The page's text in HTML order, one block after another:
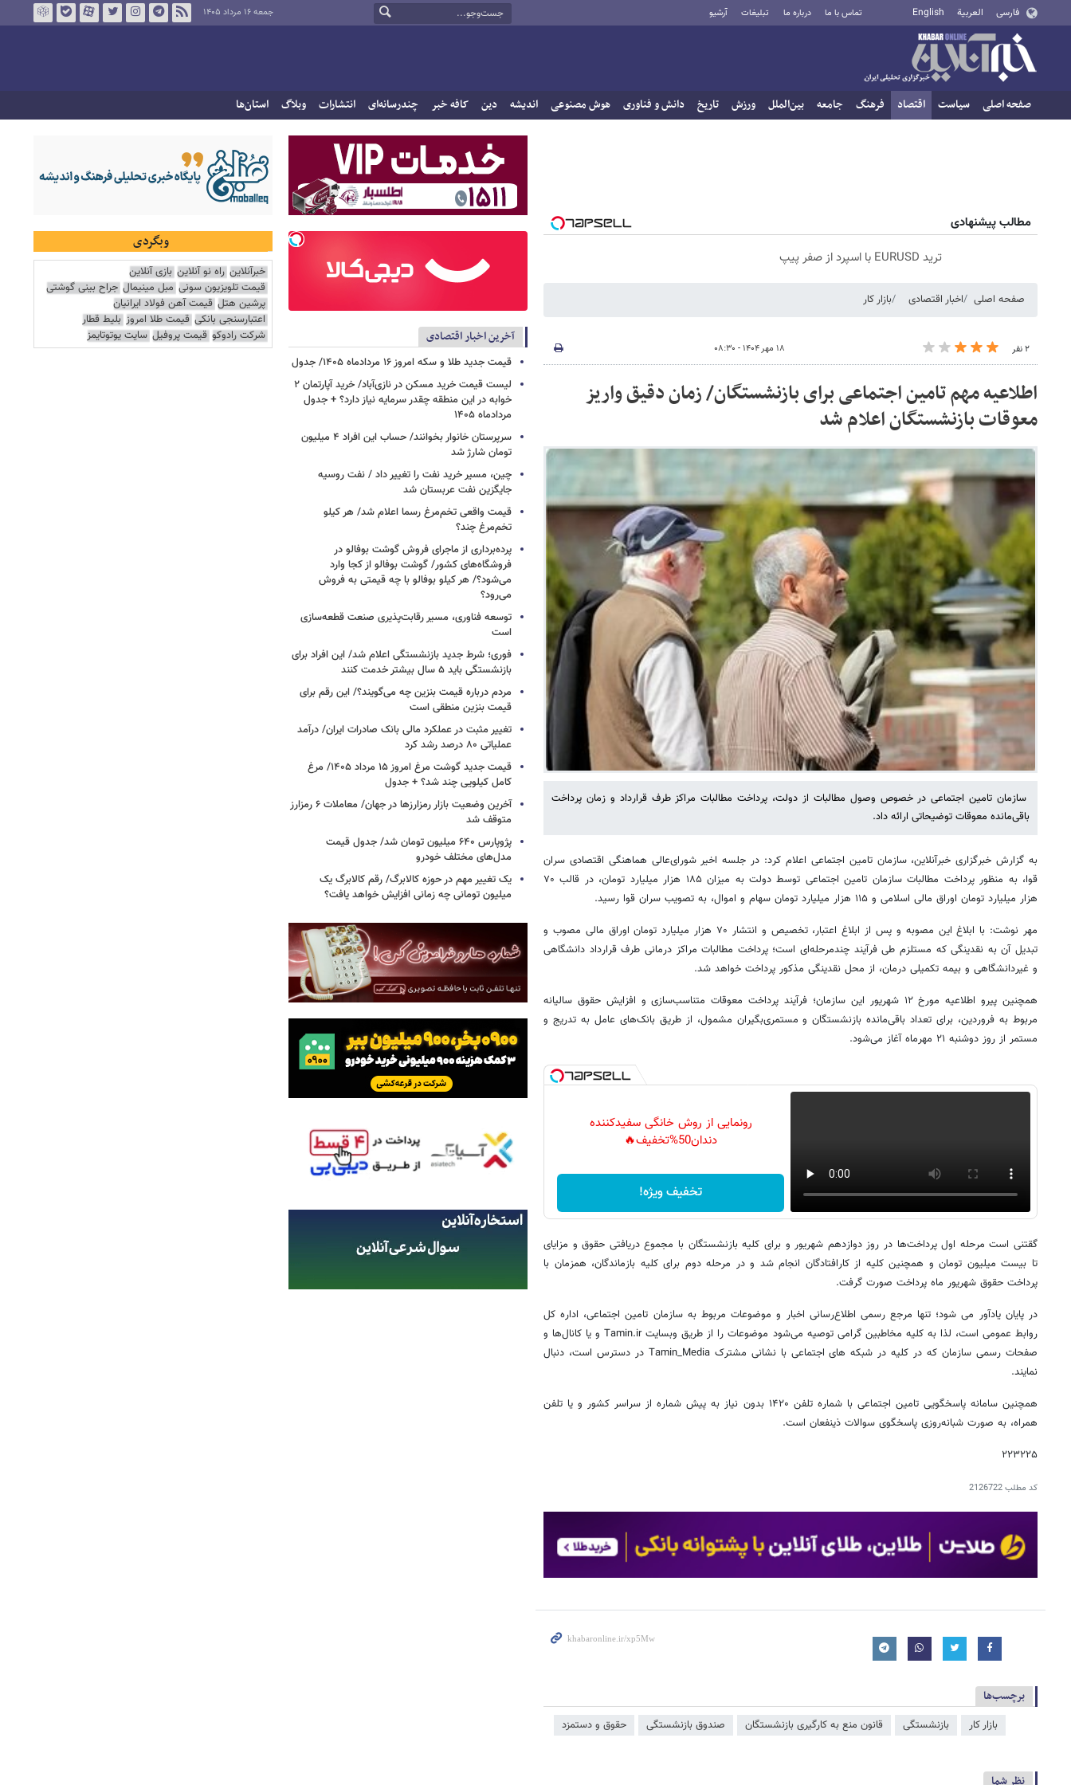
فارسی العربية English تماس با ما درباره ما تبلیغات آرشیو جمعه ۱۶ مرداد ۱۴۰۵
صفحه اصلی سیاست اقتصاد فرهنگ جامعه بین‌الملل ورزش تاریخ دانش و فناوری هوش مصنوعی اندیشه دین کافه خبر چندرسانه‌ای انتشارات وبلاگ استان‌ها
مطالب پیشنهادی
ترید EURUSD با اسپرد از صفر پیپ
صفحه اصلی اخبار اقتصادی بازار کار
۲ نفر ۱۸ مهر ۱۴۰۴ - ۰۸:۳۰
اطلاعیه مهم تامین اجتماعی برای بازنشستگان/ زمان دقیق واریز
معوقات بازنشستگان اعلام شد
سازمان تامین اجتماعی در خصوص وصول مطالبات از دولت، پرداخت مطالبات مراکز طرف قرارداد و زمان‌ پرداخت
باقی‌مانده معوقات توضیحاتی ارائه داد.
به گزارش خبرگزاری خبرآنلاین، سازمان تامین اجتماعی اعلام کرد: در جلسه اخیر شورای‌عالی هماهنگی اقتصادی سران
قوا، به منظور پرداخت مطالبات سازمان تامین اجتماعی توسط دولت به میزان ۱۸۵ هزار میلیارد تومان، در قالب ۷۰
هزار میلیارد تومان اوراق مالی اسلامی و ۱۱۵ هزار میلیارد تومان سهام و اموال، به تصویب سران قوا رسید.
مهر نوشت: با ابلاغ این مصوبه و پس از ابلاغ اعتبار، تخصیص و انتشار ۷۰ هزار میلیارد تومان اوراق مالی مصوب و
تبدیل آن به نقدینگی که مستلزم طی فرآیند چندمرحله‌ای است؛ پرداخت مطالبات مراکز درمانی طرف قرارداد دانشگاهی
و غیردانشگاهی و بیمه تکمیلی درمان، از محل نقدینگی مذکور پرداخت خواهد شد.
همچنین پیرو اطلاعیه مورخ ۱۲ شهریور این سازمان؛ فرآیند پرداخت معوقات متناسب‌سازی و افزایش حقوق سالیانه
مربوط به فروردین، برای تعداد باقی‌مانده بازنشستگان و مستمری‌بگیران مشمول، از طریق بانک‌های عامل به تدریج و
مستمر از روز دوشنبه ۲۱ مهرماه آغاز می‌شود.
رونمایی از روش خانگی سفیدکننده
دندان50%تخفیف🔥
تخفیف ویژه!
گقتنی است مرحله اول پرداخت‌ها در روز دوازدهم شهریور و برای کلیه بازنشستگان با مجموع دریافتی حقوق و مزایای
تا بیست میلیون تومان و همچنین کلیه از کارافتادگان انجام شد و در مرحله دوم برای کلیه بازماندگان، همزمان با
پرداخت حقوق شهریور ماه پرداخت صورت گرفت.
در پایان یادآور می شود؛ تنها مرجع رسمی اطلاع‌رسانی اخبار و موضوعات مربوط به سازمان تامین اجتماعی، اداره کل
روابط عمومی است، لذا به کلیه مخاطبین گرامی توصیه می‌شود موضوعات را از طریق وبسایت Tamin.ir و یا کانال‌ها و
صفحات رسمی سازمان که در کلیه در شبکه های اجتماعی با نشانی مشترک Tamin_Media در دسترس است، دنبال
نمایند.
همچنین سامانه پاسخگویی تامین اجتماعی با شماره تلفن ۱۴۲۰ بدون نیاز به پیش شماره از سراسر کشور و یا تلفن
همراه، به صورت شبانه‌روزی پاسخگوی سوالات ذینفعان است.
۲۲۳۲۲۵
کد مطلب2126722
برچسب‌ها
بازار کار بازنشستگی قانون منع به کارگیری بازنشستگان صندوق بازنشستگی حقوق و دستمزد
آخرین اخبار اقتصادی
قیمت جدید طلا و سکه امروز ۱۶ مردادماه ۱۴۰۵/ جدول
لیست قیمت خرید مسکن در نازی‌آباد/ خرید آپارتمان ۲
خوابه در این منطقه چقدر سرمایه نیاز دارد؟ + جدول
مردادماه ۱۴۰۵
سرپرستان خانوار بخوانند/ حساب این افراد ۴ میلیون
تومان شارژ شد
چین، مسیر خرید نفت را تغییر داد / نفت روسیه
جایگزین نفت عربستان شد
قیمت واقعی تخم‌مرغ رسما اعلام شد/ هر کیلو
تخم‌مرغ چند؟
پرده‌برداری از ماجرای فروش گوشت بوفالو در
فروشگاه‌های کشور/ گوشت بوفالو از کجا وارد
می‌شود؟/ هر کیلو بوفالو با چه قیمتی به فروش
می‌رود؟
توسعه فناوری، مسیر رقابت‌پذیری صنعت قطعه‌سازی
است
فوری؛ شرط جدید بازنشستگی اعلام شد/ این افراد برای
بازنشستگی باید ۵ سال بیشتر خدمت کنند
مردم درباره قیمت بنزین چه می‌گویند؟/ این رقم برای
قیمت بنزین منطقی است
تغییر مثبت در عملکرد مالی بانک صادرات ایران/ درآمد
عملیاتی ۸۰ درصد رشد کرد
قیمت جدید گوشت مرغ امروز ۱۵ مرداد ۱۴۰۵/ مرغ
کامل کیلویی چند شد؟ + جدول
آخرین وضعیت بازار رمزارزها در جهان/ معاملات ۶ رمزارز
متوقف شد
پژوپارس ۶۴۰ میلیون تومان شد/ جدول قیمت
مدل‌های مختلف خودرو
یک تغییر مهم در حوزه کالابرگ/ رقم کالابرگ یک
میلیون تومانی چه زمانی افزایش خواهد یافت؟
وبگردی
خبرآنلاین راه نو آنلاین بازی آنلاین
قیمت تلویزیون سونی مبل مینیمال جراح بینی گوشتی
پرشین هتل قیمت آهن فولاد ایرانیان
اعتبارسنجی بانکی قیمت طلا امروز بلیط قطار
شرکت رادوکو قیمت پروفیل سایت یوتوتایمز